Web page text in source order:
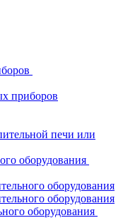
приборов
печи или
оборудования
оборудования
оборудования
оборудования